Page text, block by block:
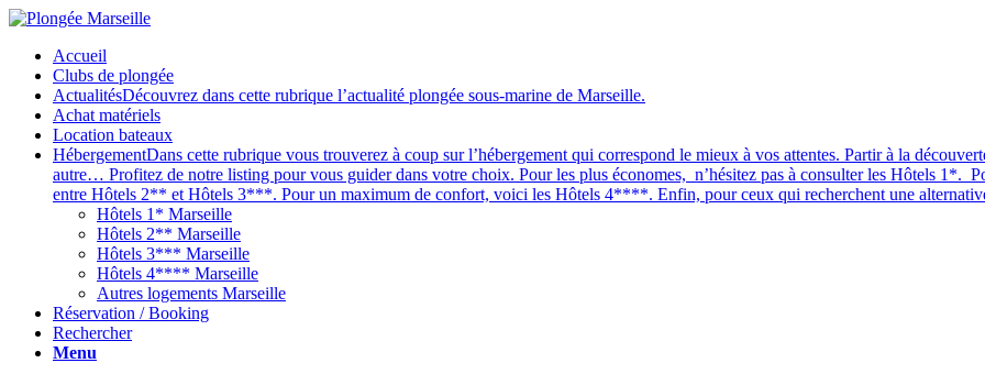
Accueil
Clubs de plongée
ActualitésDécouvrez dans cette rubrique l’actualité plongée sous-marine de Marseille.
Achat matériels
Location bateaux
HébergementDans cette rubrique vous trouverez à coup sur l’hébergement qui correspond le mieux à vos attentes. Partir à la
autre… Profitez de notre listing pour vous guider dans votre choix. Pour les plus économes, n’hésitez pas à consulter les Hôtels 1*.
entre Hôtels 2** et Hôtels 3***. Pour un maximum de confort, voici les Hôtels 4****. Enfin, pour ceux qui recherchent une
Hôtels 1* Marseille
Hôtels 2** Marseille
Hôtels 3*** Marseille
Hôtels 4**** Marseille
Autres logements Marseille
Réservation / Booking
Rechercher
Menu